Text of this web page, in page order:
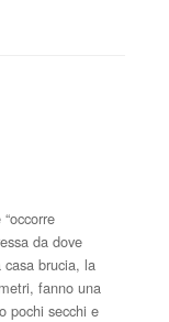
da dove
brucia, la
fanno una
pochi secchi e